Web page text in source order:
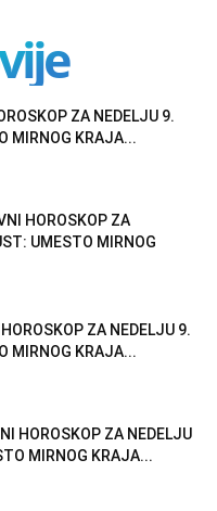
ZA NEDELJU 9.
MIRNOG KRAJA...
HOROSKOP ZA
UMESTO MIRNOG
ZA NEDELJU 9.
MIRNOG KRAJA...
HOROSKOP ZA NEDELJU
MIRNOG KRAJA...